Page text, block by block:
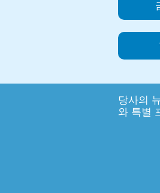
당사의
와 특별